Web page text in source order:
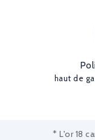
haut de
* L'or 18